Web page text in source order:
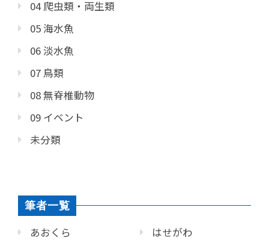
04 爬虫類・両生類
05 海水魚
06 淡水魚
07 鳥類
08 無脊椎動物
09 イベント
未分類
筆者一覧
あおくら
はせがわ